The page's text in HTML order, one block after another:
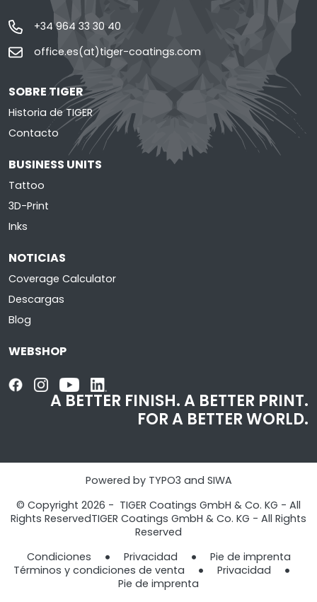
+34 964 33 30 40
office.es(at)tiger-coatings.com
SOBRE TIGER
Historia de TIGER
Contacto
BUSINESS UNITS
Tattoo
3D-Print
Inks
NOTICIAS
Coverage Calculator
Descargas
Blog
WEBSHOP
A BETTER FINISH.A BETTER PRINT.
FOR A BETTER WORLD.
Powered by TYPO3 and SIWA
© Copyright 2026 - TIGER Coatings GmbH & Co. KG - All
Rights ReservedTIGER Coatings GmbH & Co. KG - All Rights
Reserved
Condiciones
Privacidad
Pie de imprenta​​​​​​​
Términos y condiciones de venta
Privacidad
Pie de imprenta​​​​​​​